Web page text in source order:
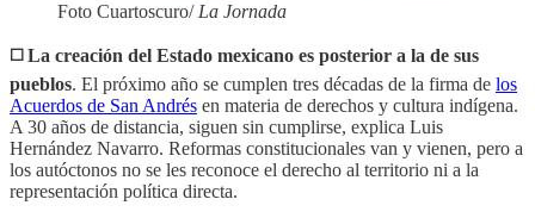
Foto Cuartoscuro/La Jornada
◻️ La creación del Estado mexicano es posterior a la de sus
pueblos. El próximo año se cumplen tres décadas de la firma de los
Acuerdos de San Andrés en materia de derechos y cultura indígena.
A 30 años de distancia, siguen sin cumplirse, explica Luis
Hernández Navarro. Reformas constitucionales van y vienen, pero a
los autóctonos no se les reconoce el derecho al territorio ni a la
representación política directa.